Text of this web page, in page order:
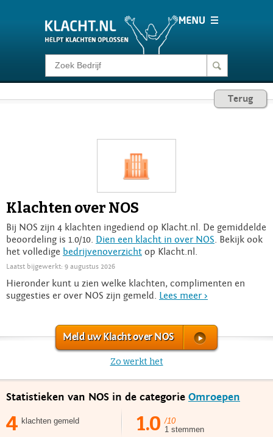
Klacht melden
Login
Terug
Klachten over NOS
Bij NOS zijn 4 klachten ingediend op Klacht.nl. De gemiddelde
beoordeling is 1.0/10. Dien een klacht in over NOS . Bekijk ook
het volledige bedrijvenoverzicht op Klacht.nl.
Laatst bijgewerkt: 9 augustus 2026
Hieronder kunt u zien welke klachten, complimenten en
suggesties er over NOS zijn gemeld. Lees meer >
Meld uw Klacht over NOS
Zo werkt het
Statistieken van NOS in de categorie Omroepen
4 klachten gemeld 1.0 /10
1 stemmen